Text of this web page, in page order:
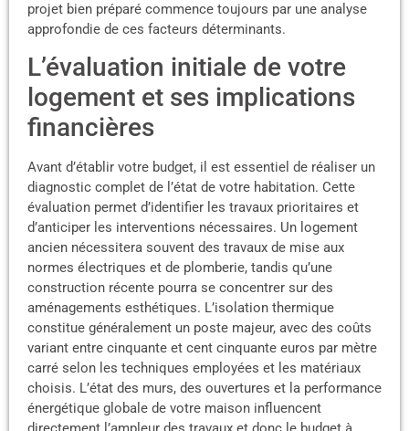
projet bien préparé commence toujours par une analyse
approfondie de ces facteurs déterminants.
L’évaluation initiale de votre
logement et ses implications
financières
Avant d’établir votre budget, il est essentiel de réaliser un
diagnostic complet de l’état de votre habitation. Cette
évaluation permet d’identifier les travaux prioritaires et
d’anticiper les interventions nécessaires. Un logement
ancien nécessitera souvent des travaux de mise aux
normes électriques et de plomberie, tandis qu’une
construction récente pourra se concentrer sur des
aménagements esthétiques. L’isolation thermique
constitue généralement un poste majeur, avec des coûts
variant entre cinquante et cent cinquante euros par mètre
carré selon les techniques employées et les matériaux
choisis. L’état des murs, des ouvertures et la performance
énergétique globale de votre maison influencent